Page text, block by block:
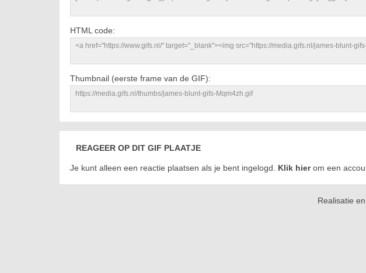
HTML code:
Thumbnail (eerste frame van de GIF):
REAGEER OP DIT GIF PLAATJE
Je kunt alleen een reactie plaatsen als je bent ingelogd. Klik hierom een
Realisatie